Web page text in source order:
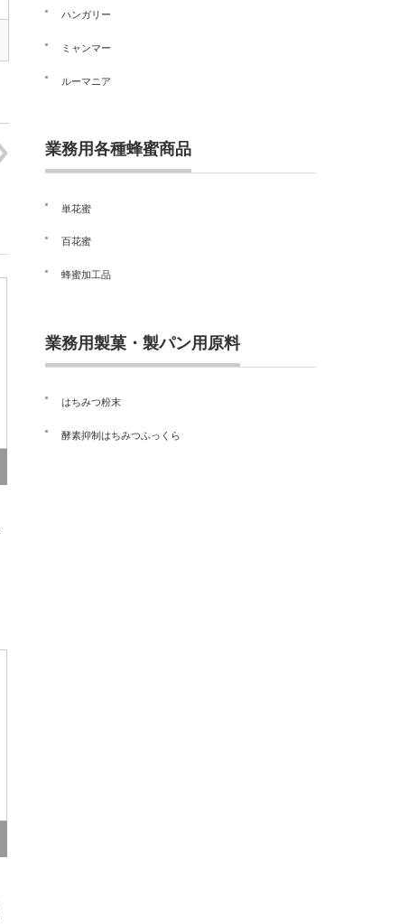
ハンガリー
ミャンマー
ルーマニア
業務用各種蜂蜜商品
単花蜜
百花蜜
蜂蜜加工品
業務用製菓・製パン用原料
はちみつ粉末
酵素抑制はちみつふっくら